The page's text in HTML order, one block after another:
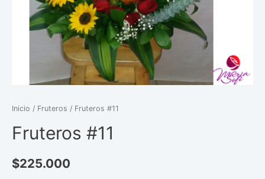
Inicio / Fruteros / Fruteros #11
Fruteros #11
$225.000